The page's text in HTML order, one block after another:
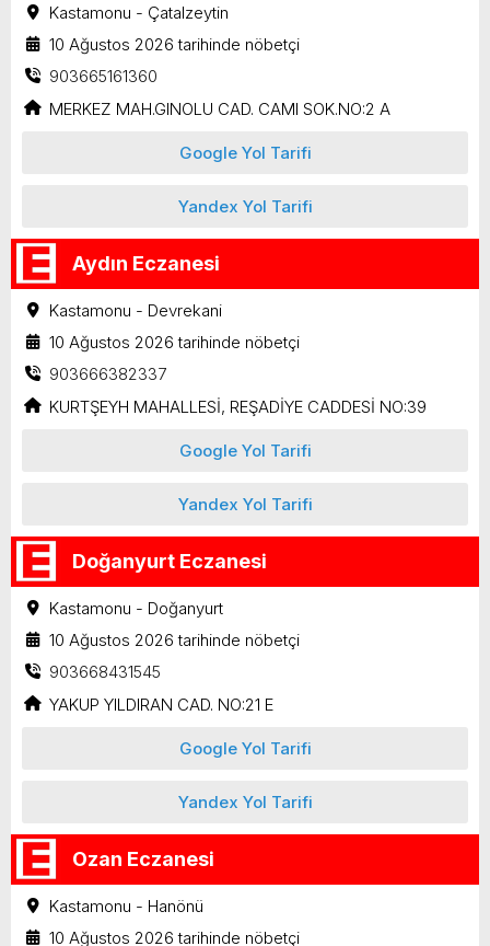
Kastamonu - Çatalzeytin
10 Ağustos 2026 tarihinde nöbetçi
903665161360
MERKEZ MAH.GINOLU CAD. CAMI SOK.NO:2 A
Google Yol Tarifi
Yandex Yol Tarifi
Aydın Eczanesi
Kastamonu - Devrekani
10 Ağustos 2026 tarihinde nöbetçi
903666382337
KURTŞEYH MAHALLESİ, REŞADİYE CADDESİ NO:39
Google Yol Tarifi
Yandex Yol Tarifi
Doğanyurt Eczanesi
Kastamonu - Doğanyurt
10 Ağustos 2026 tarihinde nöbetçi
903668431545
YAKUP YILDIRAN CAD. NO:21 E
Google Yol Tarifi
Yandex Yol Tarifi
Ozan Eczanesi
Kastamonu - Hanönü
10 Ağustos 2026 tarihinde nöbetçi